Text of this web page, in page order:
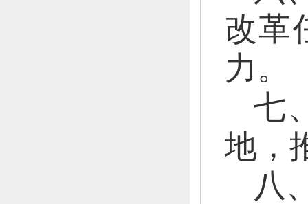
改革
力。
七
地，
八